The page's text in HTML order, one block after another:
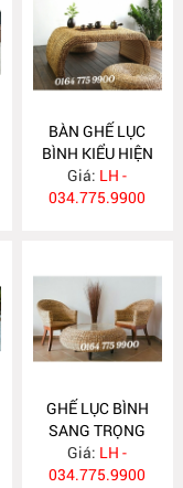
BÀN GHẾ LỤC
BÌNH KIỂU HIỆN
ĐẠI LB30
Giá: LH -
034.775.9900
GHẾ LỤC BÌNH
SANG TRỌNG
CHO KHÁCH SẠN
LB27
Giá: LH -
034.775.9900